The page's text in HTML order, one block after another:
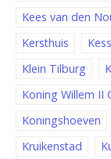
Kees van den
Kersthuis
Klein Tilburg
Koning Willem II
Koningshoeven
Kruikenstad